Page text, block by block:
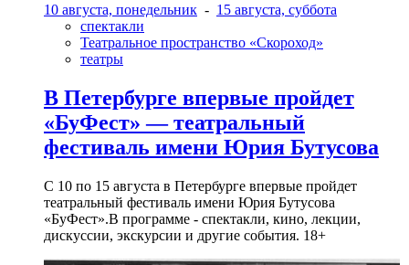
10 августа, понедельник - 15 августа, суббота
спектакли
Театральное пространство «Скороход»
театры
В Петербурге впервые пройдет
«БуФест» — театральный
фестиваль имени Юрия Бутусова
С 10 по 15 августа в Петербурге впервые пройдет
театральный фестиваль имени Юрия Бутусова
«БуФест».В программе - спектакли, кино, лекции,
дискуссии, экскурсии и другие события. 18+